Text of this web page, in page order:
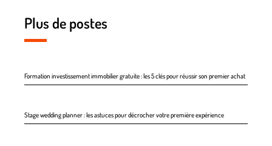
Plus de postes
Formation investissement immobilier gratuite : les 5 clés pour réussir son premier achat
Stage wedding planner : les astuces pour décrocher votre première expérience